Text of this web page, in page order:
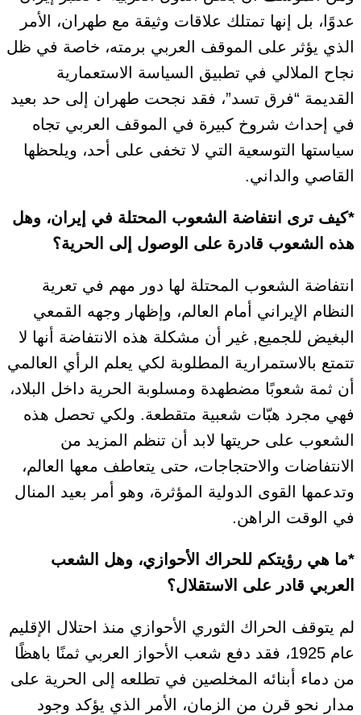
عدوًا، بل إنها تمتلك علاقات وثيقة مع طهران، الأمر
الذي يؤثر على الموقف العربي برمته، خاصة في ظل
نجاح الملالي في تطبيق السياسة الاستعمارية
القديمة “فرق تسد”، فقد نجحت طهران إلى حد بعيد
في إحداث شروخ كبيرة في الموقف العربي تجاه
سياستها التوسعية التي لا تخفى على أحد، ويلحظها
القاصي والداني.
*كيف ترى انتفاضة الشعوب المحتلة في إيران، وهل
هذه الشعوب قادرة على الوصول إلى الحرية؟
انتفاضة الشعوب المحتلة لها دور مهم في تعرية
النظام الإيراني أمام العالم، وإظهار وجهه القمعي
البغيض للجميع, غير أن مشكلة هذه الانتفاضة أنها لا
تتمتع بالاستمرارية المطلوبة لكي يعلم الرأي العالمي
أن ثمة شعوبًا مضطهدة ومسلوبة الحرية داخل البلاد،
فهي مجرد هبّات شعبية متقطعة. ولكي تحصل هذه
الشعوب على حريتها لابد أن تنظم المزيد من
الانتفاضات والاحتجاجات، حتى يتعاطف معها العالم،
وتدعمها القوى الدولية المؤثرة، وهو أمر بعيد المنال
في الوقت الراهن.
*ما هي رؤيتكم للحراك الأحوازي، وهل الشعب
العربي قادر على الاستقلال؟
لم يتوقف الحراك الثوري الأحوازي منذ احتلال الإقليم
عام 1925، فقد دفع شعب الأحواز العربي ثمنًا باهظًا
من دماء أبنائه المخلصين في تطلعه إلى الحرية على
مدار نحو قرن من الزمان، الأمر الذي يؤكد وجود